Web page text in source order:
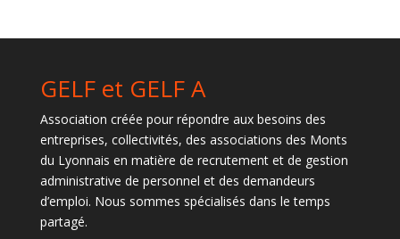
GELF et GELF A
Association créée pour répondre aux besoins des
entreprises, collectivités, des associations des Monts
du Lyonnais en matière de recrutement et de gestion
administrative de personnel et des demandeurs
d’emploi. Nous sommes spécialisés dans le temps
partagé.